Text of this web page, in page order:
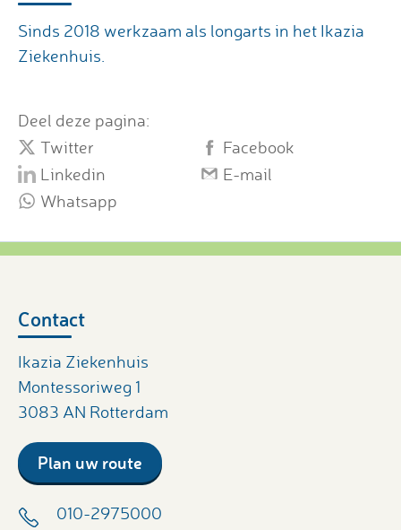
Sinds 2018 werkzaam als longarts in het Ikazia
Ziekenhuis.
Deel deze pagina:
Twitter
Facebook
Linkedin
E-mail
Whatsapp
Contact
Ikazia Ziekenhuis
Montessoriweg 1
3083 AN Rotterdam
Plan uw route
010-2975000